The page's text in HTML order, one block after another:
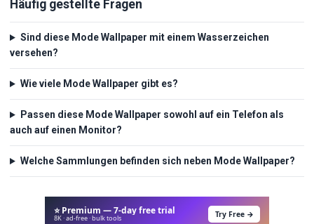
Häufig gestellte Fragen
Sind diese Mode Wallpaper mit einem Wasserzeichen
versehen?
Wie viele Mode Wallpaper gibt es?
Passen diese Mode Wallpaper sowohl auf ein Telefon als
auch auf einen Monitor?
Welche Sammlungen befinden sich neben Mode Wallpaper?
⭐ Premium — 7-day free trial
8K · ad-free · bulk tools Try Free →